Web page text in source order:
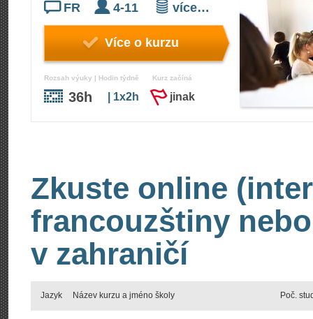
FR 4-11 více…
Více o kurzu
Rozsah výuky | Hodin týdně
36h | 1x2h
Kurz začíná
jinak
Zkuste online
francouzštiny
v zahraničí
Jazyk Název kurzu a jméno školy Poč.